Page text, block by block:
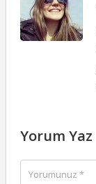
Yorum Yaz